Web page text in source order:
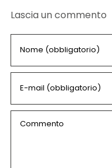
Lascia un commento